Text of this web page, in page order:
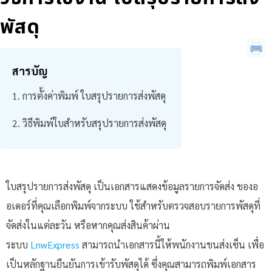
พัสดุ
สารบัญ
การตั้งค่าพิมพ์ ใบสรุปรายการส่งพัสดุ
วิธีพิมพ์ใบสำหรับสรุปรายการส่งพัสดุ
ใบสรุปรายการส่งพัสดุ เป็นเอกสารแสดงข้อมูลรายการจัดส่ง ของอ
อเดอร์ที่คุณเลือกพิมพ์จากระบบ ใช้สำหรับตรวจสอบรายการพัสดุที่
จัดส่งในแต่ละวัน หรือหากคุณส่งสินค้าผ่าน
ระบบ LnwExpress สามารถนำเอกสารนี้ให้พนักงานขนส่งเซ็น เพื่อ
เป็นหลักฐานยืนยันการเข้ารับพัสดุได้ ซึ่งคุณสามารถพิมพ์เอกสาร